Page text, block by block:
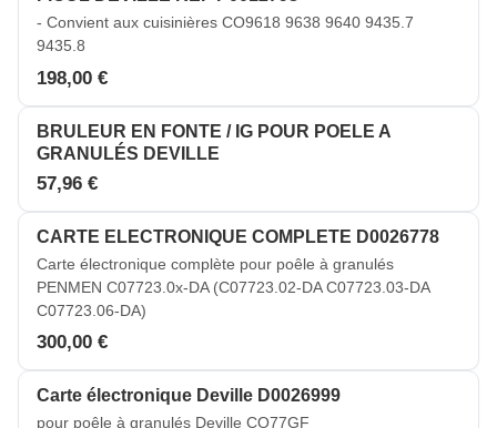
- Convient aux cuisinières CO9618 9638 9640 9435.7
9435.8
198,00 €
BRULEUR EN FONTE / IG POUR POELE A
GRANULÉS DEVILLE
57,96 €
CARTE ELECTRONIQUE COMPLETE D0026778
Carte électronique complète pour poêle à granulés
PENMEN C07723.0x-DA (C07723.02-DA C07723.03-DA
C07723.06-DA)
300,00 €
Carte électronique Deville D0026999
pour poêle à granulés Deville CO77GF